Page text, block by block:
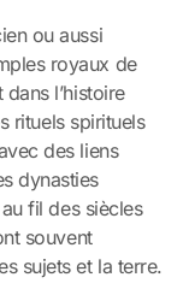
ou aussi
royaux de
l’histoire
rituels spirituels
des liens
dynasties
fil des siècles
souvent
sujets et la terre.